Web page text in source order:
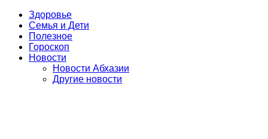
Здоровье
Семья и Дети
Полезное
Гороскоп
Новости
Новости Абхазии
Другие новости